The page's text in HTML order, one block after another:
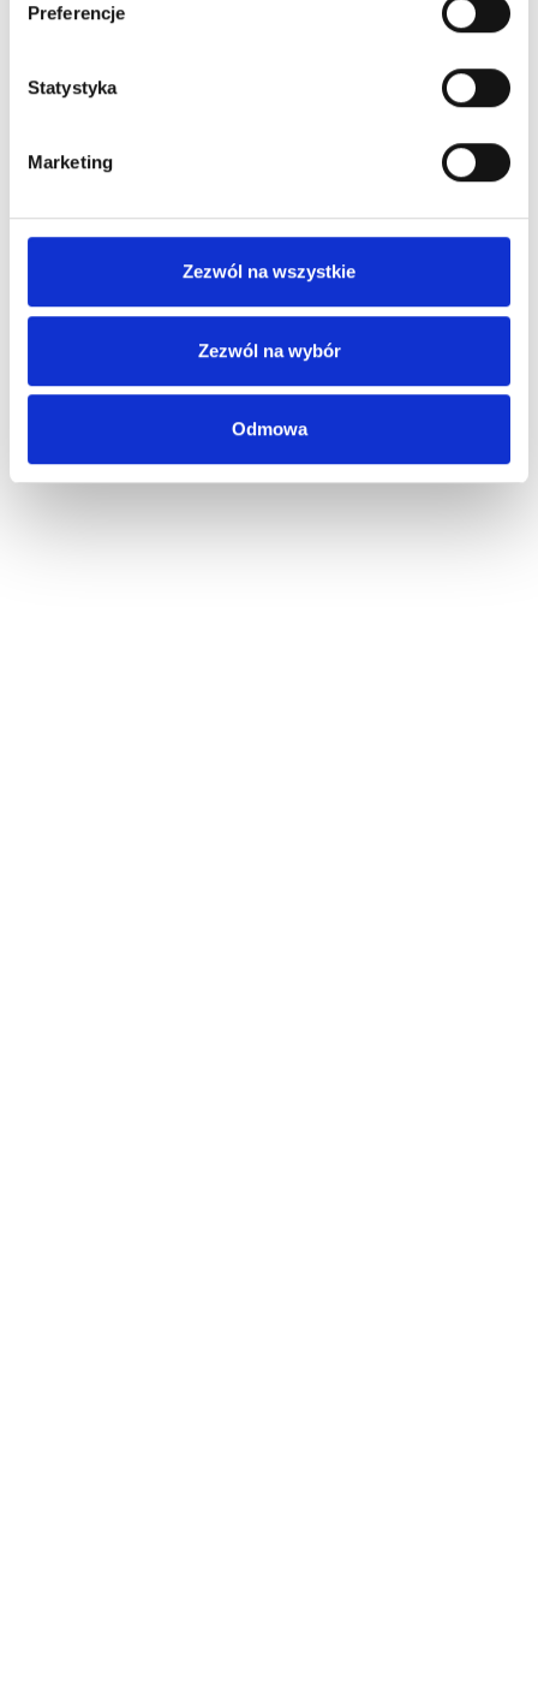
Preferencje
Statystyka
Marketing
Zezwól na wszystkie
Zezwól na wybór
Odmowa